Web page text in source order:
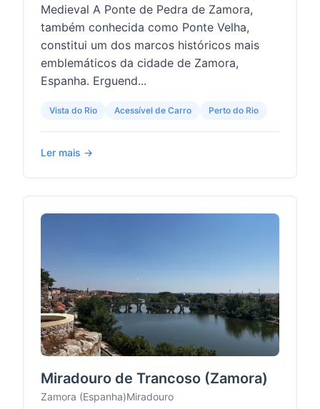
Medieval A Ponte de Pedra de Zamora,
também conhecida como Ponte Velha,
constitui um dos marcos históricos mais
emblemáticos da cidade de Zamora,
Espanha. Erguend...
Vista do Rio Acessível de Carro Perto do Rio
Ler mais →
Miradouro de Trancoso (Zamora)
Zamora (Espanha)Miradouro